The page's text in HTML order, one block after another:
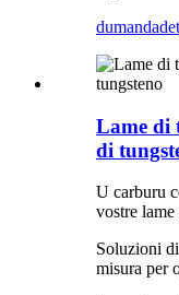
dumanda
Lame di
di
U carburu
vostre
Soluzioni
misura per